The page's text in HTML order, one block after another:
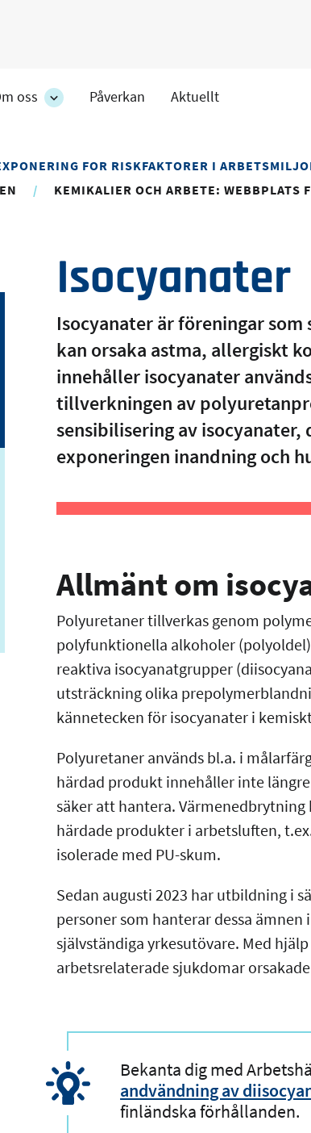
oss
Om
undersidor
Påverkan Aktuellt
FOR RISKFAKTORER I
KEMIKALIER OCH ARBETE: WEBBPLATS
Isocyanater
Isocyanater är föreningar
kan orsaka astma, allergiskt
innehåller isocyanater
tillverkningen av
sensibilisering av
exponeringen inandning och
Allmänt om
Polyuretaner tillverkas genom
polyfunktionella alkoholer
reaktiva isocyanatgrupper
utsträckning olika
kännetecken för isocyanater i
Polyuretaner används bl.a. i
härdad produkt innehåller inte
säker att hantera.
härdade produkter i arbetsluften,
isolerade med PU-skum.
Sedan augusti 2023 har utbildning i
personer som hanterar dessa
självständiga yrkesutövare. Med
arbetsrelaterade sjukdomar
Bekanta dig med
andvändning av
finländska förhållanden.